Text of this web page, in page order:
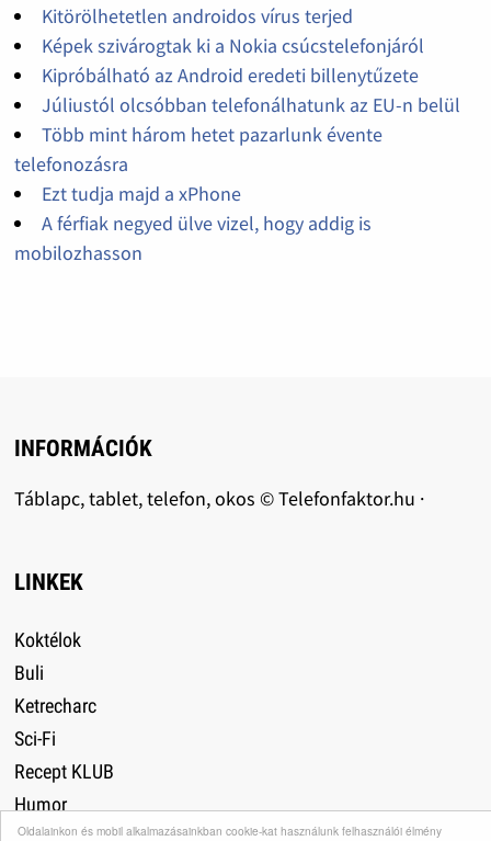
Oldalainkon és mobil alkalmazásainkban cookie-kat használunk felhasználói élmény
Kitörölhetetlen androidos vírus terjed
Képek szivárogtak ki a Nokia csúcstelefonjáról
Kipróbálható az Android eredeti billenytűzete
Júliustól olcsóbban telefonálhatunk az EU-n belül
Több mint három hetet pazarlunk évente
telefonozásra
Ezt tudja majd a xPhone
A férfiak negyed ülve vizel, hogy addig is
mobilozhasson
INFORMÁCIÓK
Táblapc, tablet, telefon, okos © Telefonfaktor.hu ·
LINKEK
Koktélok
Buli
Ketrecharc
Sci-Fi
Recept KLUB
Humor